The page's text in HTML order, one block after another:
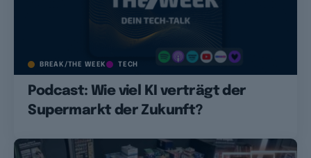
BREAK/THE WEEK TECH
Podcast: Wie viel KI verträgt der
Supermarkt der Zukunft?